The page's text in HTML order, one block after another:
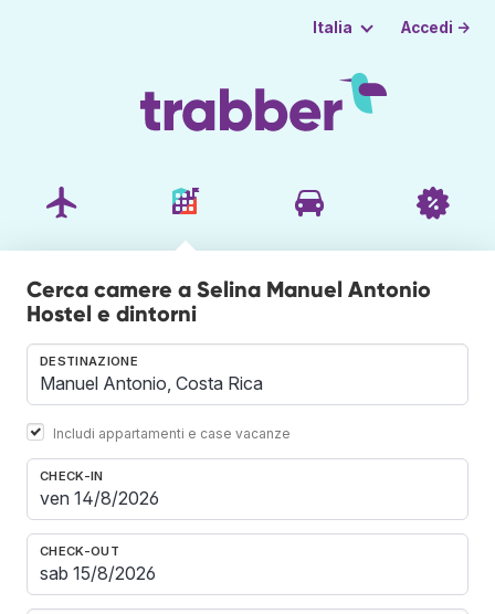
Italia Accedi →
Cerca camere a Selina Manuel Antonio
Hostel e dintorni
DESTINAZIONE
Includi appartamenti e case vacanze
CHECK-IN
CHECK-OUT